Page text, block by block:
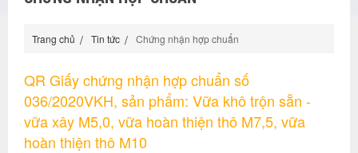
Trang chủ Tin tức Chứng nhận hợp chuẩn
QR Giấy chứng nhận hợp chuẩn số
036/2020VKH, sản phẩm: Vữa khô trộn sẵn -
vữa xây M5,0, vữa hoàn thiện thô M7,5, vữa
hoàn thiện thô M10